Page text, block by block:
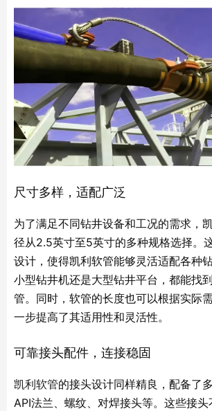
尺寸多样，适配广泛
为了满足不同钻井设备和工况的需求，
径从2.5英寸至5英寸的多种规格选择。
设计，使得凯利软管能够灵活适配各种
小型钻井机还是大型钻井平台，都能找
管。同时，软管的长度也可以根据实际
一步提高了其适用性和灵活性。
可靠接头配件，连接稳固
凯利软管的接头设计同样精良，配备了
API法兰、螺纹、对焊接头等。这些接